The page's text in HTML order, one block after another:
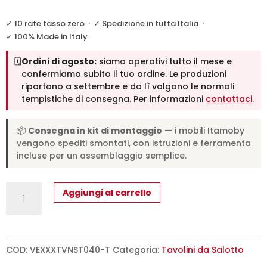
✓ 10 rate tasso zero · ✓ Spedizione in tutta Italia ·
✓ 100% Made in Italy
🗓️Ordini di agosto: siamo operativi tutto il mese e
confermiamo subito il tuo ordine. Le produzioni
ripartono a settembre e da lì valgono le normali
tempistiche di consegna. Per informazioni contattaci.
📦 Consegna in kit di montaggio — i mobili Itamoby
vengono spediti smontati, con istruzioni e ferramenta
incluse per un assemblaggio semplice.
Nest
34x34x34-
Aggiungi al carrello
COD: VEXXXTVNST040-T Categoria: Tavolini da Salotto